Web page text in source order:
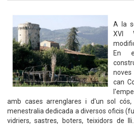
A la
XVI
En
noves
can
amb cases arrenglares i d'un sol
menestralia dedicada a diversos oficis
vidriers, sastres, boters, teixidors de